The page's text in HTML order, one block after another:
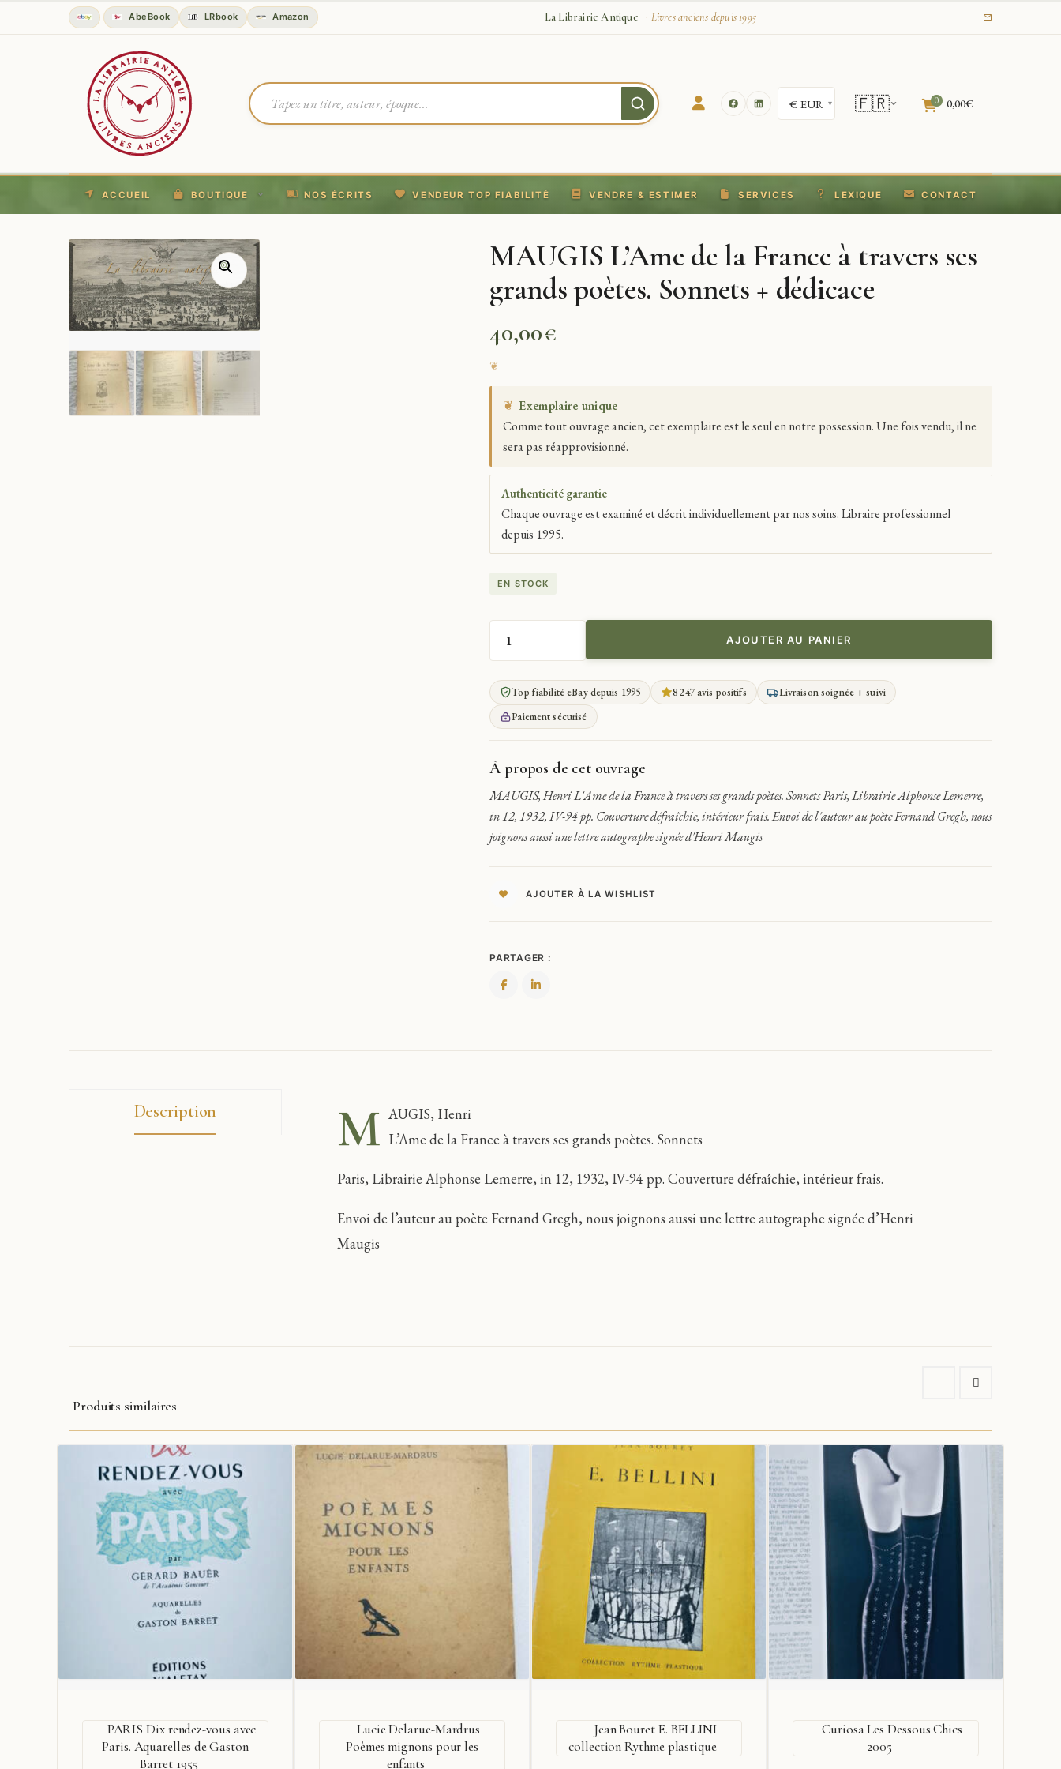
AbeBook LRbook Amazon La Librairie Antique · Livres anciens depuis 1995
🇫🇷 0 0,00€
ACCUEIL BOUTIQUE NOS ÉCRITS VENDEUR TOP FIABILITÉ VENDRE & ESTIMER SERVICES LEXIQUE CONTACT
MAUGIS L’Ame de la France à travers ses
grands poètes. Sonnets + dédicace
40,00€
❦ Exemplaire unique
Comme tout ouvrage ancien, cet exemplaire est le seul en notre possession. Une fois vendu, il ne
sera pas réapprovisionné.
Authenticité garantie
Chaque ouvrage est examiné et décrit individuellement par nos soins. Libraire professionnel
depuis 1995.
EN STOCK
QUANTITÉ
DE
MAUGIS
L'AME
DE
LA
À
TRAVERS
SES
GRANDS
POÈTES.
SONNETS
+
AJOUTER AU PANIER
Top fiabilité eBay depuis 1995 8 247 avis positifs
Livraison soignée + suivi
Paiement sécurisé
À propos de cet ouvrage
MAUGIS, Henri L'Ame de la France à travers ses grands poètes. Sonnets Paris, Librairie Alphonse Lemerre,
in 12, 1932, IV-94 pp. Couverture défraîchie, intérieur frais. Envoi de l'auteur au poète Fernand Gregh, nous
joignons aussi une lettre autographe signée d'Henri Maugis
AJOUTER À LA WISHLIST
PARTAGER :
Description M AUGIS, Henri
L’Ame de la France à travers ses grands poètes. Sonnets
Paris, Librairie Alphonse Lemerre, in 12, 1932, IV-94 pp. Couverture défraîchie, intérieur frais.
Envoi de l’auteur au poète Fernand Gregh, nous joignons aussi une lettre autographe signée d’Henri
Maugis
Produits similaires
PARIS Dix rendez-vous avec
Paris. Aquarelles de Gaston
Barret 1955
Lucie Delarue-Mardrus
Poèmes mignons pour les
enfants
Jean Bouret E. BELLINI
collection Rythme plastique
Curiosa Les Dessous Chics
2005